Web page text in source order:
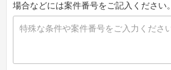
場合などには案件番号をご記入ください。